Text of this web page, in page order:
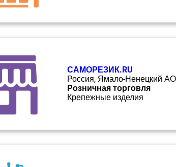
САМОРЕЗИК.RU
Россия, Ямало-Ненецкий
Розничная торговля
Крепежные изделия